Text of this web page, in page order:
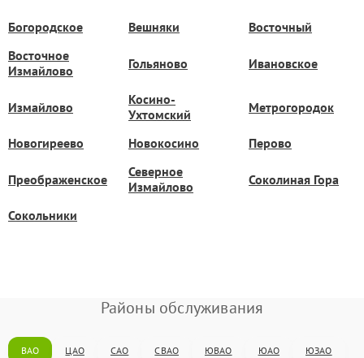
Богородское Вешняки
Восточный
Восточное
Измайлово
Гольяново Ивановское
Измайлово
Косино-
Ухтомский
Метрогородок
Новогиреево Новокосино Перово
Преображенское
Северное
Измайлово
Соколиная Гора
Сокольники
Районы обслуживания
ВАО ЦАО САО СВАО ЮВАО ЮАО ЮЗАО